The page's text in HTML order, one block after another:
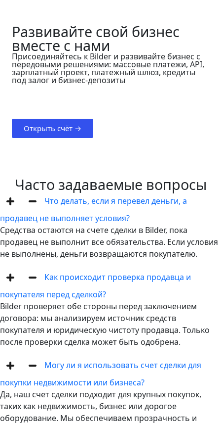
Развивайте свой бизнес
вместе с нами
Присоединяйтесь к Bilder и развивайте бизнес с
передовыми решениями: массовые платежи, API,
зарплатный проект, платежный шлюз, кредиты
под залог и бизнес-депозиты
Открыть счёт →
Часто задаваемые вопросы
Что делать, если я перевел деньги, а
продавец не выполняет условия?
Средства остаются на счете сделки в Bilder, пока
продавец не выполнит все обязательства. Если условия
не выполнены, деньги возвращаются покупателю.
Как происходит проверка продавца и
покупателя перед сделкой?
Bilder проверяет обе стороны перед заключением
договора: мы анализируем источник средств
покупателя и юридическую чистоту продавца. Только
после проверки сделка может быть одобрена.
Могу ли я использовать счет сделки для
покупки недвижимости или бизнеса?
Да, наш счет сделки подходит для крупных покупок,
таких как недвижимость, бизнес или дорогое
оборудование. Мы обеспечиваем прозрачность и